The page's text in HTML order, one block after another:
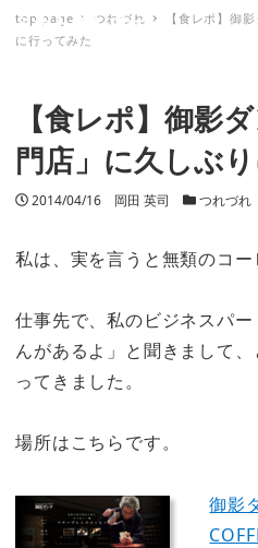
ミナトノキズナ
top page つれづれ
【食レポ】御
に行ってみた
【食レポ】御影
門店」に久しぶ
投稿日
2014/04/16 著者
岡田 英司 カテゴリー
つれづれ
私は、実を言うと無類のコー
仕事先で、私のビジネスパ
んがあるよ」と聞きまして
ってきました。
場所はこちらです。
御影